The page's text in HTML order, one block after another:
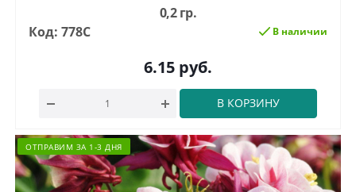
0,2 гр.
Код: 778С
В наличии
6.15 руб.
В КОРЗИНУ
ОТПРАВИМ ЗА 1-3 ДНЯ